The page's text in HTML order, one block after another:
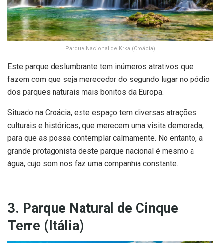
Parque Nacional de Krka (Croácia)
Este parque deslumbrante tem inúmeros atrativos que
fazem com que seja merecedor do segundo lugar no pódio
dos parques naturais mais bonitos da Europa.
Situado na Croácia, este espaço tem diversas atrações
culturais e históricas, que merecem uma visita demorada,
para que as possa contemplar calmamente. No entanto, a
grande protagonista deste parque nacional é mesmo a
água, cujo som nos faz uma companhia constante.
3. Parque Natural de Cinque
Terre (Itália)